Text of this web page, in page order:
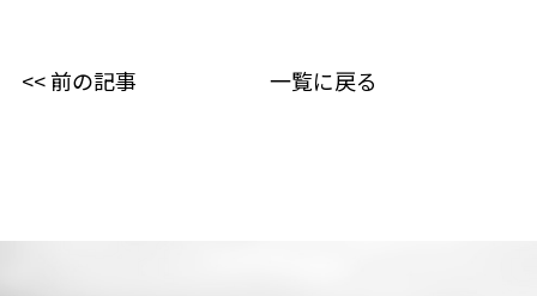
<< 前の記事 一覧に戻る